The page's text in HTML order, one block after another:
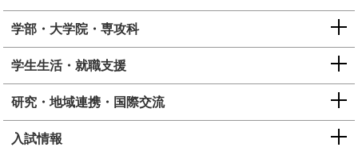
学部・大学院・専攻科
学生生活・就職支援
研究・地域連携・国際交流
入試情報